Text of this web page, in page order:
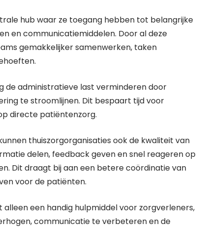
hub waar ze toegang hebben tot belangrijke
en communicatiemiddelen. Door al deze
gemakkelijker samenwerken, taken
de administratieve last verminderen door
te stroomlijnen. Dit bespaart tijd voor
directe patiëntenzorg.
thuiszorgorganisaties ook de kwaliteit van
delen, feedback geven en snel reageren op
Dit draagt bij aan een betere coördinatie van
voor de patiënten.
een handig hulpmiddel voor zorgverleners,
communicatie te verbeteren en de